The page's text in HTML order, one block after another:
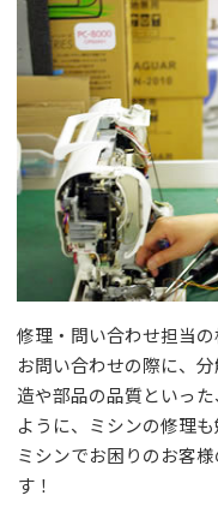
修理・問い合わせ担当の
お問い合わせの際に、
造や部品の品質といっ
ように、ミシンの修理も
ミシンでお困りのお客
す！